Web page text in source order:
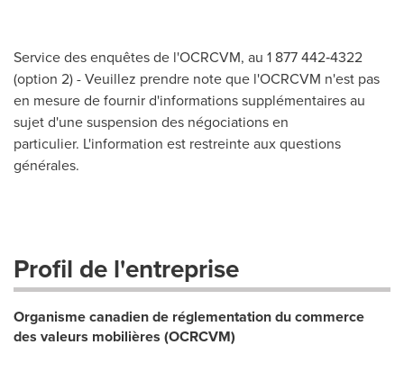
Service des enquêtes de l'OCRCVM, au 1 877 442‑4322
(option 2) - Veuillez prendre note que l'OCRCVM n'est pas
en mesure de fournir d'informations supplémentaires au
sujet d'une suspension des négociations en
particulier. L'information est restreinte aux questions
générales.
Profil de l'entreprise
Organisme canadien de réglementation du commerce
des valeurs mobilières (OCRCVM)